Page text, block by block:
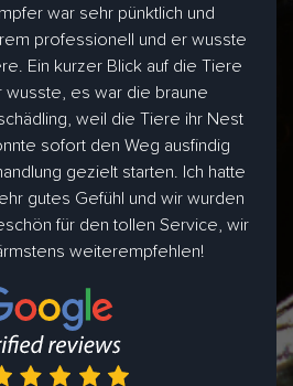
war sehr pünktlich und
professionell und er wusste
Ein kurzer Blick auf die Tiere
wusste, es war die braune
weil die Tiere ihr Nest
sofort den Weg ausfindig
gezielt starten. Ich hatte
gutes Gefühl und wir wurden
für den tollen Service, wir
weiterempfehlen!